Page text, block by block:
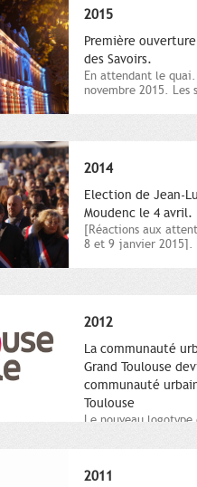
2015
Première
des Savoirs.
En attendant le
novembre 2015. Les
2014
Election de Jean-
Moudenc le 4 avril.
[Réactions aux
8 et 9 janvier 2015].
2012
La communauté
Grand Toulouse
communauté
Toulouse
Le nouveau logotype
représentant l'anneau
2011